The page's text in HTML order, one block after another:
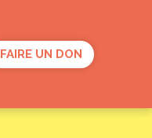
FAIRE UN DON